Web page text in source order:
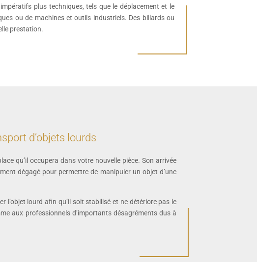
plus techniques, tels que le déplacement et le
ou de machines et outils industriels. Des billards ou
prestation.
d’objets lourds
qu’il occupera dans votre nouvelle pièce. Son arrivée
dégagé pour permettre de manipuler un objet d’une
l’objet lourd afin qu’il soit stabilisé et ne détériore pas le
aux professionnels d’importants désagréments dus à